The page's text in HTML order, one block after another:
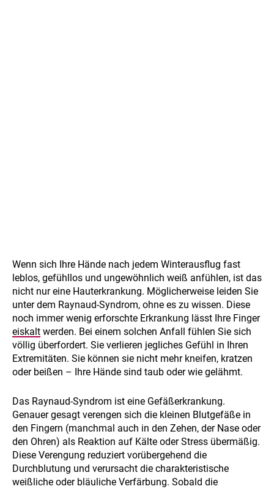
Wenn sich Ihre Hände nach jedem Winterausflug fast
leblos, gefühllos und ungewöhnlich weiß anfühlen, ist das
nicht nur eine Hauterkrankung. Möglicherweise leiden Sie
unter dem Raynaud-Syndrom, ohne es zu wissen. Diese
noch immer wenig erforschte Erkrankung lässt Ihre Finger
eiskalt werden. Bei einem solchen Anfall fühlen Sie sich
völlig überfordert. Sie verlieren jegliches Gefühl in Ihren
Extremitäten. Sie können sie nicht mehr kneifen, kratzen
oder beißen – Ihre Hände sind taub oder wie gelähmt.
Das Raynaud-Syndrom ist eine Gefäßerkrankung.
Genauer gesagt verengen sich die kleinen Blutgefäße in
den Fingern (manchmal auch in den Zehen, der Nase oder
den Ohren) als Reaktion auf Kälte oder Stress übermäßig.
Diese Verengung reduziert vorübergehend die
Durchblutung und verursacht die charakteristische
weißliche oder bläuliche Verfärbung. Sobald die